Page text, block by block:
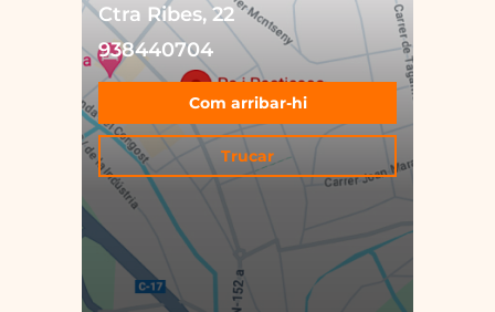
Ctra Ribes, 22
938440704
Com arribar-hi
Trucar